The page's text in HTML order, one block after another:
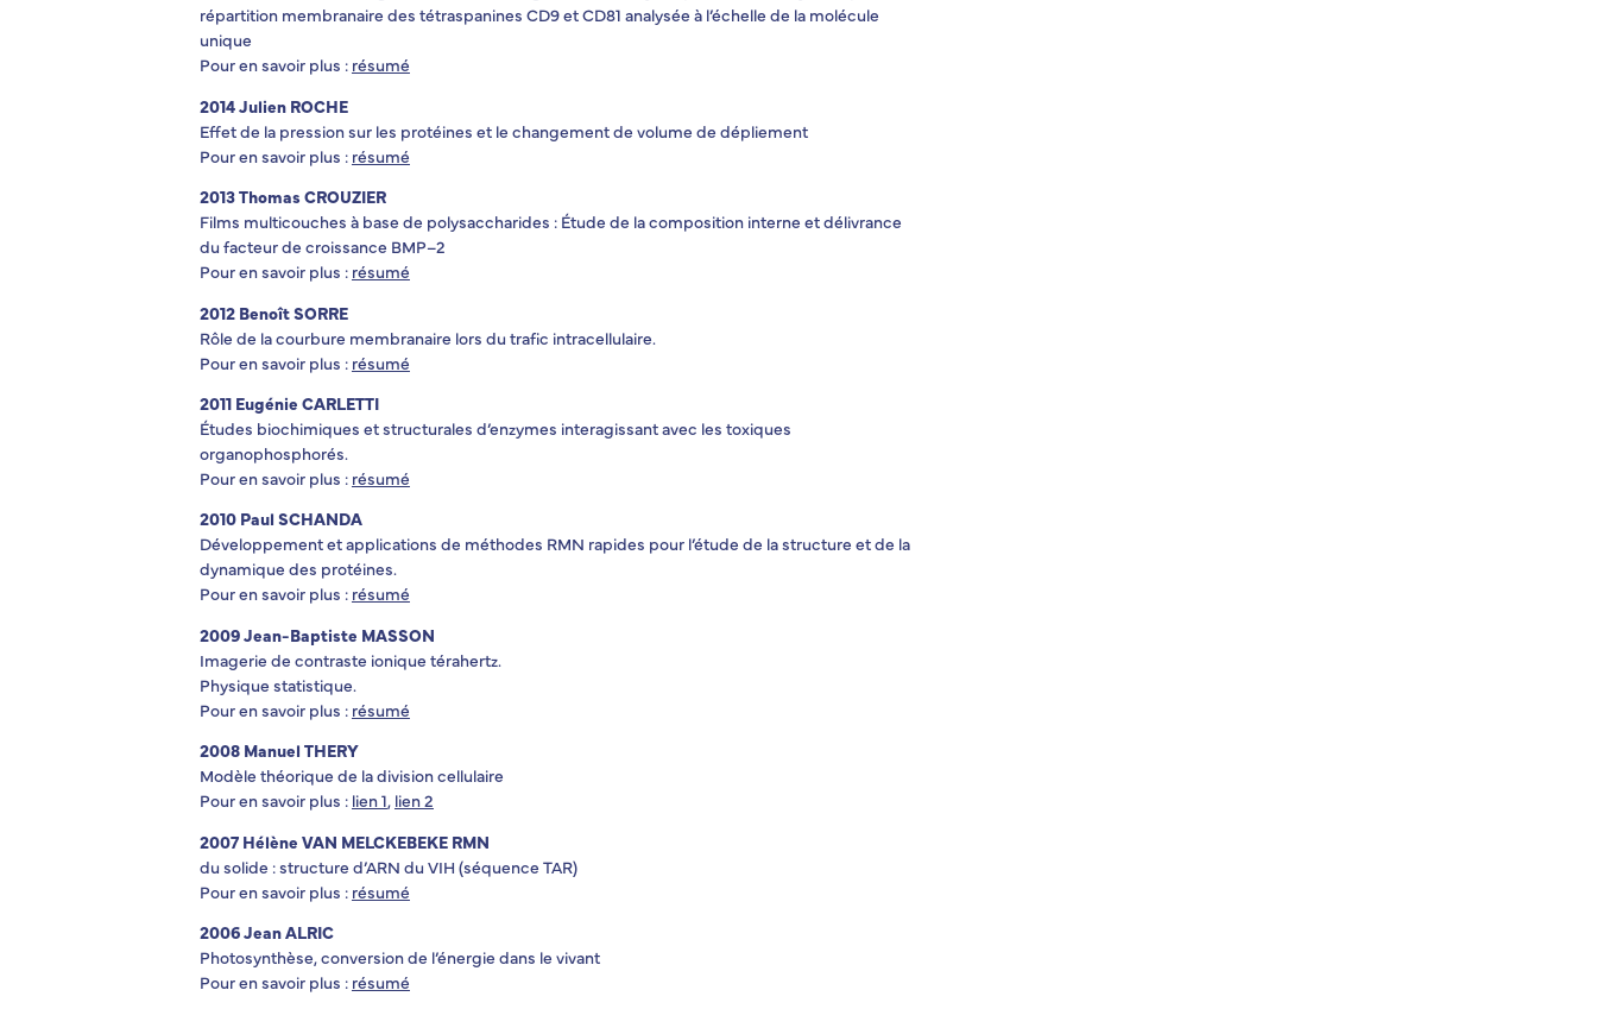
répartition membranaire des tétraspanines CD9 et CD81 analysée à l’échelle de la molécule
unique
Pour en savoir plus : résumé
2014 Julien ROCHE
Effet de la pression sur les protéines et le changement de volume de dépliement
Pour en savoir plus : résumé
2013 Thomas CROUZIER
Films multicouches à base de polysaccharides : Étude de la composition interne et délivrance
du facteur de croissance BMP–2
Pour en savoir plus : résumé
2012 Benoît SORRE
Rôle de la courbure membranaire lors du trafic intracellulaire.
Pour en savoir plus : résumé
2011 Eugénie CARLETTI
Études biochimiques et structurales d’enzymes interagissant avec les toxiques
organophosphorés.
Pour en savoir plus : résumé
2010 Paul SCHANDA
Développement et applications de méthodes RMN rapides pour l’étude de la structure et de la
dynamique des protéines.
Pour en savoir plus : résumé
2009 Jean-Baptiste MASSON
Imagerie de contraste ionique térahertz.
Physique statistique.
Pour en savoir plus : résumé
2008 Manuel THERY
Modèle théorique de la division cellulaire
Pour en savoir plus : lien 1, lien 2
2007 Hélène VAN MELCKEBEKE RMN
du solide : structure d’ARN du VIH (séquence TAR)
Pour en savoir plus : résumé
2006 Jean ALRIC
Photosynthèse, conversion de l’énergie dans le vivant
Pour en savoir plus : résumé